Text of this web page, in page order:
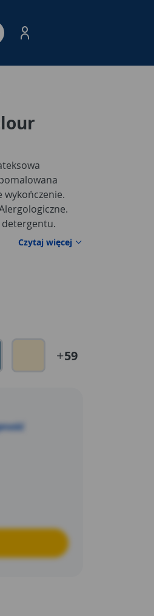
Spacja – otwórz/
wykończenie.
detergentu.
Wydziela
wydajność -
europejskie
0 % LZO.
Czytaj więcej
59